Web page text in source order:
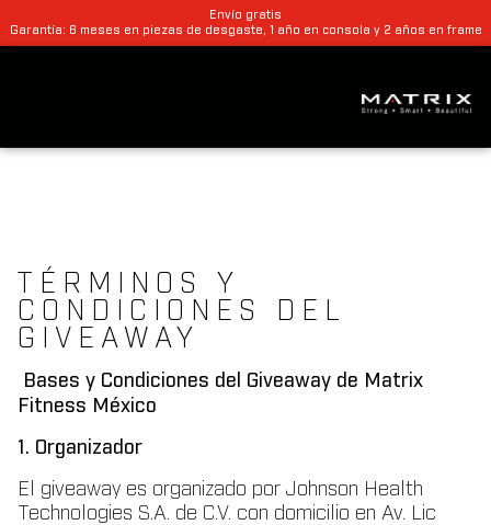
Envío gratis
Garantía: 6 meses en piezas de desgaste, 1 año en consola y 2 años en frame
TÉRMINOS Y
CONDICIONES DEL
GIVEAWAY
Bases y Condiciones del Giveaway de Matrix
Fitness México
1. Organizador
El giveaway es organizado por Johnson Health
Technologies S.A. de C.V. con domicilio en Av. Lic